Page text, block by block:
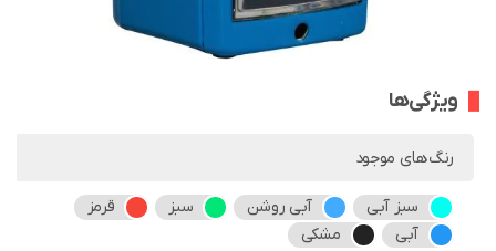
ویژگی‌ها
رنگ‌های موجود
سبز آبی آبی روشن سبز
قرمز
آبی
مشکی